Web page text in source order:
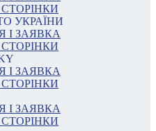
УКРАЇНИ
І ЗАЯВКА
І ЗАЯВКА
І ЗАЯВКА